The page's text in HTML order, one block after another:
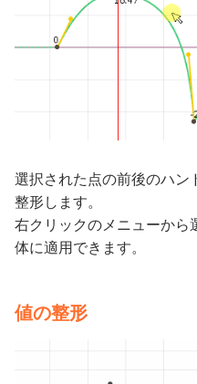
選択された点の前後のハン
整形します。
右クリックのメニューから
体に適用できます。
値の整形